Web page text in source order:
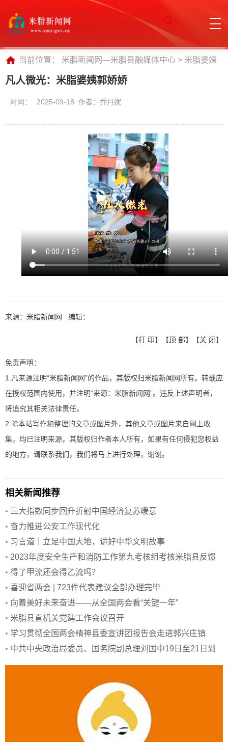
当前位置： 米脂新闻网—米脂县融媒体中心 > 米脂婆姨
凡人微光：米脂婆姨郭娇娇
时间： 2025-09-18 作者：乔丹妮
来源：米脂新闻网 编辑：
【打 印】【顶 部】【关 闭】
免责声明：
1.凡来源注明“米脂新闻网”的作品，其版权归米脂新闻网所有。转载应
在授权范围内使用，并注明“来源：米脂新闻网”。违反上述声明者，
将追究其相关法律责任。
2.除本站写作和整理的文章或图片外，其他文章或图片来自网上收
集，均已注明来源，其版权归作者本人所有，如果有任何侵犯您权益
的地方，请联系我们，我们将马上进行处理，谢谢。
相关新闻推荐
• 三大指数同步回升折射中国经济复苏暖意
• 奋力推进公安工作现代化
• 习言道｜立足中国大地，讲好中华文明故事
• 2023年度安全生产和消防工作第九考核组考核米脂县反馈
会议召开
• 得了甲流还会得乙流吗？
• 喜迎省两会 | 723件代表建议全部办理完毕
• 向着美好未来奋进——从全国两会看“关键一年”
• 米脂县直机关党建工作会议召开
• 学习贯彻全国两会精神县委宣讲团报告会走进郭兴庄镇
• 中共中央政治局委员、国务院副总理刘国中19日至21日到
陕西调研